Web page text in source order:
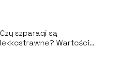
Czy szparagi są
lekkostrawne? Wartości